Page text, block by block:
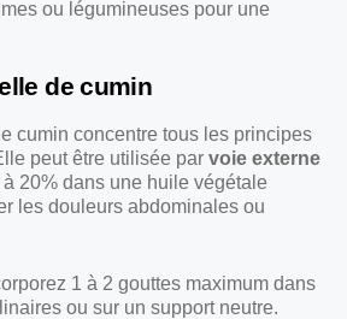
ou légumineuses pour une
de cumin
cumin concentre tous les principes
peut être utilisée par voie externe
20% dans une huile végétale
les douleurs abdominales ou
1 à 2 gouttes maximum dans
ou sur un support neutre.